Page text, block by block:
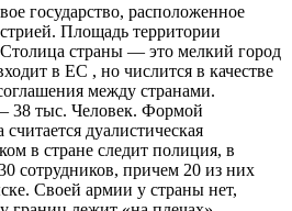
государство, расположенное
Площадь территории
страны — это мелкий город
в ЕС , но числится в качестве
между странами.
38 тыс. Человек. Формой
дуалистическая
в стране следит полиция, в
сотрудников, причем 20 из них
Своей армии у страны нет,